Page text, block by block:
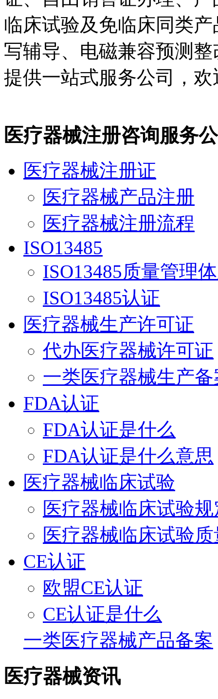
临床试验及免临床同类
写辅导、电磁兼容预测
提供一站式服务公司，
医疗器械注册咨询服务
医疗器械注册证
医疗器械产品注册
医疗器械注册流程
ISO13485
ISO13485质量管理
ISO13485认证
医疗器械生产许可证
代办医疗器械许可证
一类医疗器械生产备
FDA认证
FDA认证是什么
FDA认证是什么意思
医疗器械临床试验
医疗器械临床试验
医疗器械临床试验
CE认证
欧盟CE认证
CE认证是什么
一类医疗器械产品备案
医疗器械资讯